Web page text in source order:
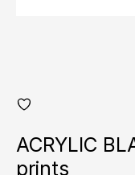
fav
ACRYLIC
prints